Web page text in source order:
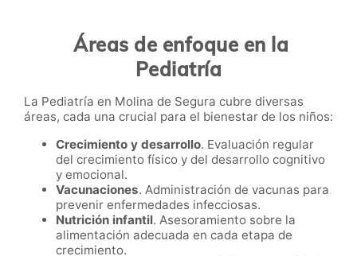
Áreas de enfoque en la
Pediatría
La Pediatría en Molina de Segura cubre diversas
áreas, cada una crucial para el bienestar de los niños:
Crecimiento y desarrollo. Evaluación regular
del crecimiento físico y del desarrollo cognitivo
y emocional.
Vacunaciones. Administración de vacunas para
prevenir enfermedades infecciosas.
Nutrición infantil. Asesoramiento sobre la
alimentación adecuada en cada etapa de
crecimiento.